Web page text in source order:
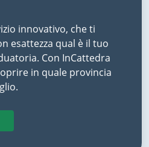
innovativo, che ti
esattezza qual è il tuo
Con InCattedra
in quale provincia